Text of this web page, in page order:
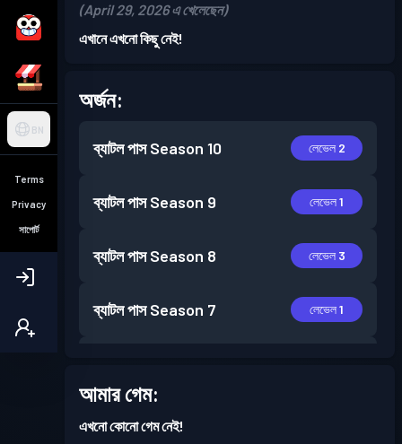
BN
Terms
Privacy
সাপোর্ট
(April 29, 2026 এ খেলেছেন)
এখানে এখনো কিছু নেই!
অর্জন:
ব্যাটল পাস Season 10 লেভেল 2
ব্যাটল পাস Season 9 লেভেল 1
ব্যাটল পাস Season 8 লেভেল 3
ব্যাটল পাস Season 7 লেভেল 1
ব্যাটল পাস Season 5
আমার গেম:
এখনো কোনো গেম নেই!